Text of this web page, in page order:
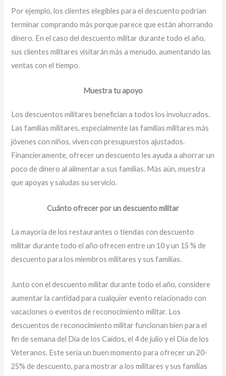
Por ejemplo, los clientes elegibles para el descuento podrían
terminar comprando más porque parece que están ahorrando
dinero. En el caso del descuento militar durante todo el año,
sus clientes militares visitarán más a menudo, aumentando las
ventas con el tiempo.
Muestra tu apoyo
Los descuentos militares benefician a todos los involucrados.
Las familias militares, especialmente las familias militares más
jóvenes con niños, viven con presupuestos ajustados.
Financieramente, ofrecer un descuento les ayuda a ahorrar un
poco de dinero al alimentar a sus familias. Más aún, muestra
que apoyas y saludas su servicio.
Cuánto ofrecer por un descuento militar
La mayoría de los restaurantes o tiendas con descuento
militar durante todo el año ofrecen entre un 10 y un 15 % de
descuento para los miembros militares y sus familias.
Junto con el descuento militar durante todo el año, considere
aumentar la cantidad para cualquier evento relacionado con
vacaciones o eventos de reconocimiento militar. Los
descuentos de reconocimiento militar funcionan bien para el
fin de semana del Día de los Caídos, el 4 de julio y el Día de los
Veteranos. Este sería un buen momento para ofrecer un 20-
25% de descuento, para mostrar a los militares y sus familias